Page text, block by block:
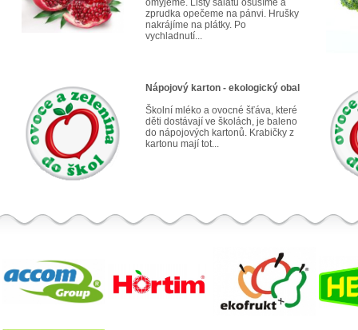
omyjeme. Listy salátu osušíme a
zprudka opečeme na pánvi. Hrušky
nakrájíme na plátky. Po
vychladnutí...
Nápojový karton - ekologický obal
Školní mléko a ovocné šťáva, které
děti dostávají ve školách, je baleno
do nápojových kartonů. Krabičky z
kartonu mají tot...